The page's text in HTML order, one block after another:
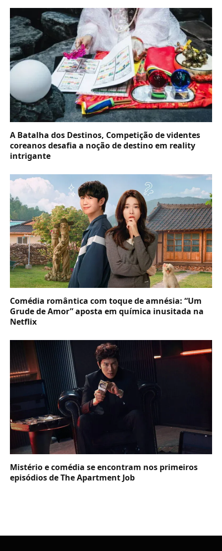
A Batalha dos Destinos, Competição de videntes
coreanos desafia a noção de destino em reality
intrigante
Comédia romântica com toque de amnésia: “Um
Grude de Amor” aposta em química inusitada na
Netflix
Mistério e comédia se encontram nos primeiros
episódios de The Apartment Job